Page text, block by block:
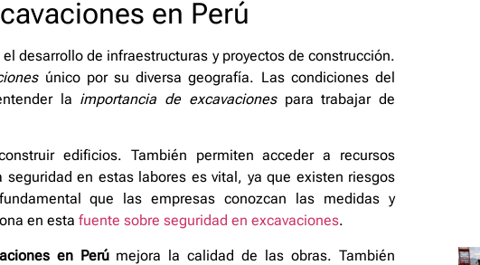
en Perú
desarrollo de infraestructuras y proyectos de construcción.
único por su diversa geografía. Las condiciones del
la importancia de excavacionespara trabajar de
edificios. También permiten acceder a recursos
en estas labores es vital, ya que existen riesgos
que las empresas conozcan las medidas y
en esta fuente sobre seguridad en excavaciones.
en Perúmejora la calidad de las obras. También